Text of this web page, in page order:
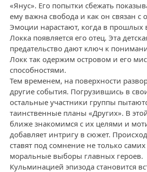
«Янус». Его попытки сбежать
ему важна свобода и как он связан с
Эмоции нарастают, когда в прошлых
Локка появляется его отец. Эта
предательство дают ключ к
Локк так одержим островом и его
способностями.
Тем временем, на поверхности
другие события. Погрузившись в
остальные участники группы
таинственные планы «Других». В
ближе знакомимся с их целями и
добавляет интригу в сюжет.
ставят под сомнение не только
моральные выборы главных героев.
Кульминацией эпизода становится